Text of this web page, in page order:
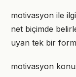
motivasyon ile
net biçimde
uyan tek bir
motivasyon